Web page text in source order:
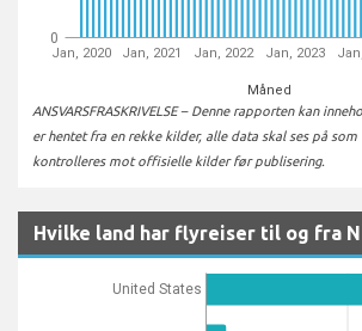
Jan, 2020 Jan, 2021 Jan, 2022 Jan, 2023
Måned
0
ANSVARSFRASKRIVELSE – Denne rapporten kan
er hentet fra en rekke kilder, alle data skal ses på
kontrolleres mot offisielle kilder før publisering.
Hvilke land har flyreiser til og fra
United States